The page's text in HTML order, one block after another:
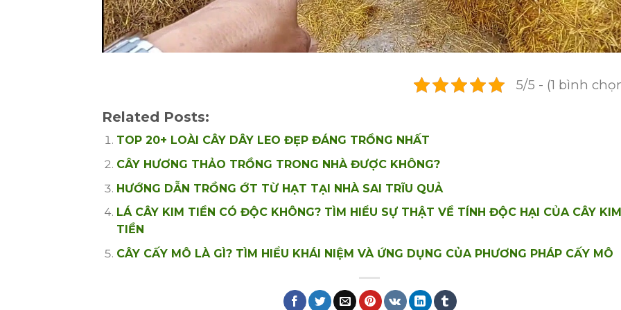
5/5 - (1 bình
Related Posts:
TOP 20+ LOÀI CÂY DÂY LEO ĐẸP ĐÁNG TRỒNG NHẤT
CÂY HƯƠNG THẢO TRỒNG TRONG NHÀ ĐƯỢC KHÔNG?
HƯỚNG DẪN TRỒNG ỚT TỪ HẠT TẠI NHÀ SAI TRĨU QUẢ
LÁ CÂY KIM TIỀN CÓ ĐỘC KHÔNG? TÌM HIỂU SỰ THẬT VỀ TÍNH ĐỘC HẠI CỦA CÂY KIM
TIỀN
CÂY CẤY MÔ LÀ GÌ? TÌM HIỂU KHÁI NIỆM VÀ ỨNG DỤNG CỦA PHƯƠNG PHÁP CẤY MÔ